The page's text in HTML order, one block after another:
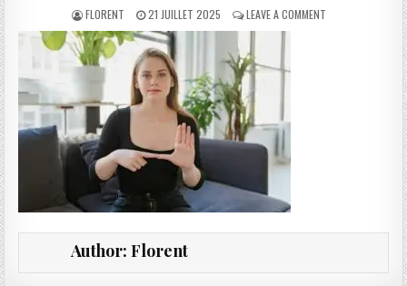
AUTHOR:
FLORENT PUBLISHED DATE:
21 JUILLET 2025 LEAVE A COMMENT
Author: Florent